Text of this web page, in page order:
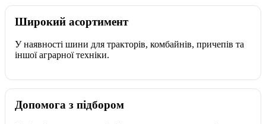
Широкий асортимент
У наявності шини для тракторів, комбайнів, причепів та
іншої аграрної техніки.
Допомога з підбором